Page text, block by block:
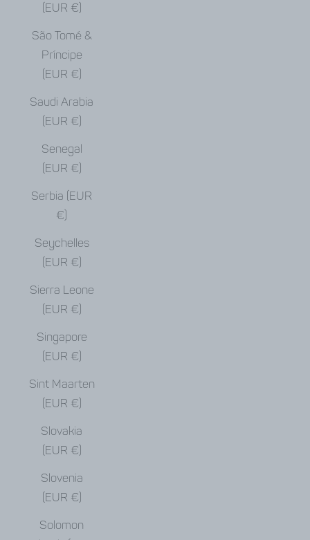
(EUR €)
São Tomé &
Príncipe
(EUR €)
Saudi Arabia
(EUR €)
Senegal
(EUR €)
Serbia (EUR
€)
Seychelles
(EUR €)
Sierra Leone
(EUR €)
Singapore
(EUR €)
Sint Maarten
(EUR €)
Slovakia
(EUR €)
Slovenia
(EUR €)
Solomon